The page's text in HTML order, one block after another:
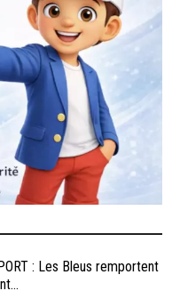
: Les Bleus remportent